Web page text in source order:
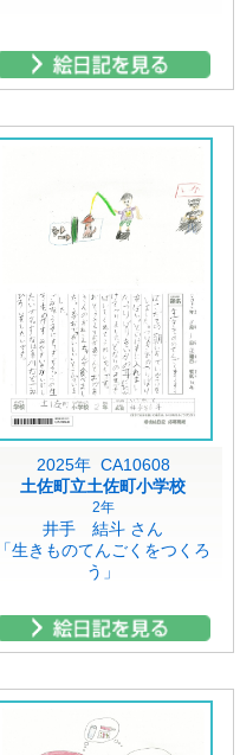
2025年 CA10608
土佐町立土佐町小学校
2年
井手 結斗 さん
「生きものてんごくをつくろ
う」